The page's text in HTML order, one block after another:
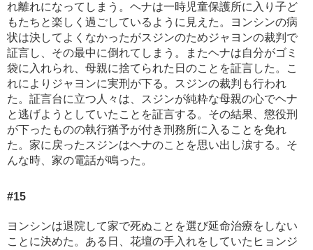
れ離れになってしまう。ヘナは一時児童保護所に入り子ど
もたちと楽しく過ごしているように見えた。ヨンシンの病
状は決してよくなかったがスジンのためジャヨンの裁判で
証言し、その最中に倒れてしまう。またヘナは自分がゴミ
袋に入れられ、母親に捨てられた日のことを証言した。こ
れによりジャヨンに実刑が下る。スジンの裁判も行われ
た。証言台に立つ人々は、スジンが純粋な母親の心でヘナ
と逃げようとしていたことを証言する。その結果、懲役刑
が下ったものの執行猶予が付き刑務所に入ることを免れ
た。家に戻ったスジンはヘナのことを思い出し涙する。そ
んな時、家の電話が鳴った。
#15
ヨンシンは退院して家で死ぬことを選び延命治療をしない
ことに決めた。ある日、花壇の手入れをしていたヒョンジ